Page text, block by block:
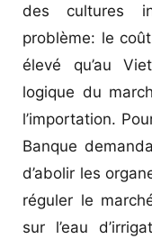
des cultures
problème: le
élevé qu’au
logique du
l’importation.
Banque
d’abolir les
réguler le
sur l’eau